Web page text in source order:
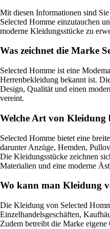
Mit diesen Informationen sind
Selected Homme einzutauchen
moderne Kleidungsstücke zu
Was zeichnet die Marke
Selected Homme ist eine
Herrenbekleidung bekannt ist.
Design, Qualität und einen
vereint.
Welche Art von Kleidung
Selected Homme bietet eine
darunter Anzüge, Hemden,
Die Kleidungsstücke zeichnen
Materialien und eine moderne
Wo kann man Kleidung
Die Kleidung von Selected
Einzelhandelsgeschäften,
Zudem betreibt die Marke eigene